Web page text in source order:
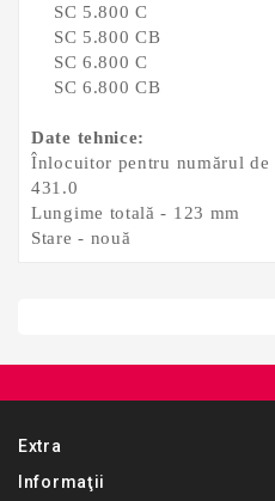
SC 5.800 C
SC 5.800 CB
SC 6.800 C
SC 6.800 CB
Date tehnice:
Înlocuitor pentru numărul
431.0
Lungime totală - 123 mm
Stare - nouă
Extra
Informaţii